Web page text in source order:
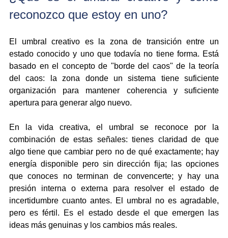
reconozco que estoy en uno?
El umbral creativo es la zona de transición entre un
estado conocido y uno que todavía no tiene forma. Está
basado en el concepto de "borde del caos" de la teoría
del caos: la zona donde un sistema tiene suficiente
organización para mantener coherencia y suficiente
apertura para generar algo nuevo.
En la vida creativa, el umbral se reconoce por la
combinación de estas señales: tienes claridad de que
algo tiene que cambiar pero no de qué exactamente; hay
energía disponible pero sin dirección fija; las opciones
que conoces no terminan de convencerte; y hay una
presión interna o externa para resolver el estado de
incertidumbre cuanto antes. El umbral no es agradable,
pero es fértil. Es el estado desde el que emergen las
ideas más genuinas y los cambios más reales.